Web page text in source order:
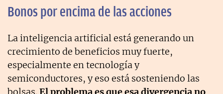
Bonos por encima de las acciones
La inteligencia artificial está generando un
crecimiento de beneficios muy fuerte,
especialmente en tecnología y
semiconductores, y eso está sosteniendo las